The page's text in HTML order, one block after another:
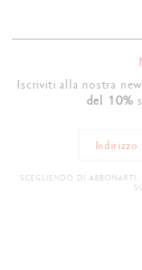
Iscriviti alla nostra
del 10%
SCEGLIENDO DI